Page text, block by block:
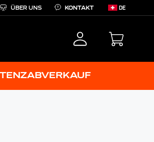
ÜBER UNS KONTAKT DE
ABVERKAUF